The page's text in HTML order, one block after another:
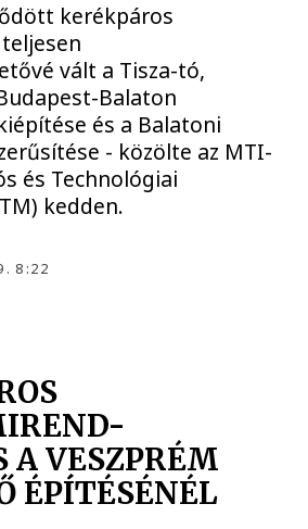
kerékpáros
vált a Tisza-tó,
Balaton
és a Balatoni
- közölte az MTI-
és Technológiai
kedden.
8:22
A VESZPRÉM
ÉPÍTÉSÉNÉL